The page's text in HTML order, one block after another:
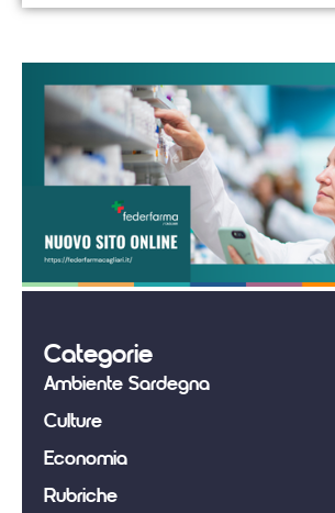
Categorie
Ambiente Sardegna
Culture
Economia
Rubriche